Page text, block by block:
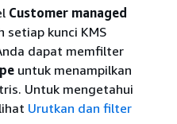
Customer managed
setiap kunci KMS
dapat memfilter
untuk menampilkan
Untuk mengetahui
Urutkan dan filter